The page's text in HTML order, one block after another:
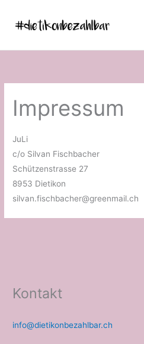
Inhalt
Impressum
JuLi
c/o Silvan Fischbacher
Schützenstrasse 27
8953 Dietikon
silvan.fischbacher@greenmail.ch
Kontakt
info@dietikonbezahlbar.ch